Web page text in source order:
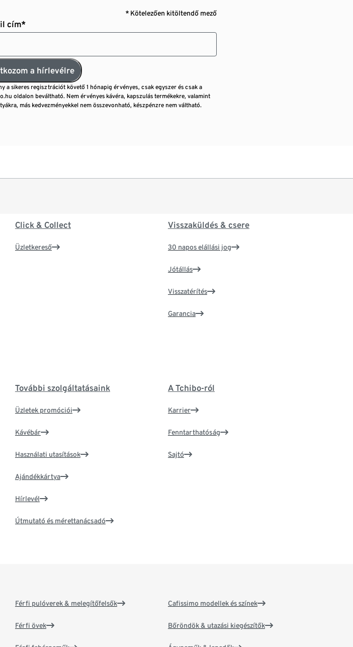
* Kötelezően kitöltendő mező
cím*
a hírlevélre
a sikeres regisztrációt követő 1 hónapig érvényes, csak egyszer és csak a
oldalon beváltható. Nem érvényes kávéra, kapszulás termékekre, valamint
más kedvezményekkel nem összevonható, készpénzre nem váltható.
Click & Collect
Üzletkereső
Visszaküldés & csere
30 napos elállási jog
Jótállás
Visszatérítés
Garancia
További szolgáltatásaink
Üzletek promóciói
Kávébár
Használati utasítások
Ajándékkártya
Hírlevél
Útmutató és mérettanácsadó
A Tchibo-ról
Karrier
Fenntarthatóság
Sajtó
Férfi pulóverek & melegítőfelsők
Férfi övek
Cafissimo modellek és színek
Bőröndök & utazási kiegészítők